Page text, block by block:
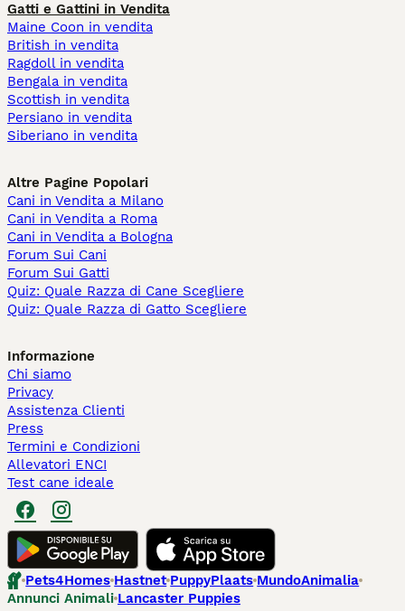
Gatti e Gattini in Vendita
Maine Coon in vendita
British in vendita
Ragdoll in vendita
Bengala in vendita
Scottish in vendita
Persiano in vendita
Siberiano in vendita
Altre Pagine Popolari
Cani in Vendita a Milano
Cani in Vendita a Roma
Cani in Vendita a Bologna
Forum Sui Cani
Forum Sui Gatti
Quiz: Quale Razza di Cane Scegliere
Quiz: Quale Razza di Gatto Scegliere
Informazione
Chi siamo
Privacy
Assistenza Clienti
Press
Termini e Condizioni
Allevatori ENCI
Test cane ideale
Pets4Homes Hastnet PuppyPlaats MundoAnimalia
Annunci Animali Lancaster Puppies